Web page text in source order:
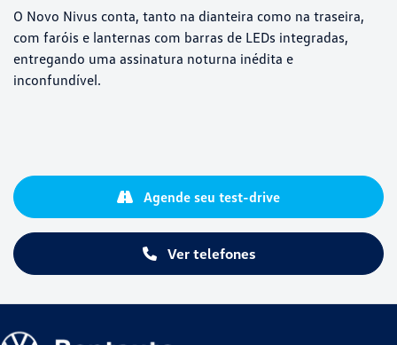
O Novo Nivus conta, tanto na dianteira como na traseira,
com faróis e lanternas com barras de LEDs integradas,
entregando uma assinatura noturna inédita e
inconfundível.
Ver telefones
Agende seu test-drive